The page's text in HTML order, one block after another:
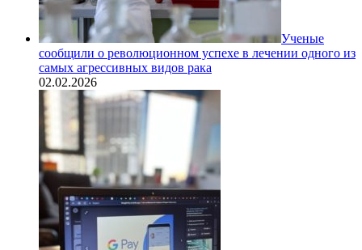
Ученые
сообщили о революционном успехе в лечении одного из
самых агрессивных видов рака
02.02.2026